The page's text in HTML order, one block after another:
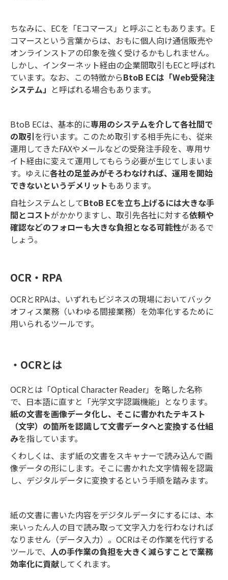
ちなみに、ECを「Eコマース」と呼ぶこともあります。E
コマースという言葉からは、おもに個人向け通信販売や
オンラインストアの印象を強く受けるかもしれません。
しかし、インターネット経由の企業間取引もECと呼ばれ
ています。なお、この特徴からBtoB ECは「Web受発注
システム」 と呼ばれる場合もあります。
BtoB ECは、基本的に専用のシステムを介して各社間で
の取引を行います。このため取引する相手先にも、従来
運用してきたFAXやメールなどの受発注手段を、専用サ
イト経由に変えて運用してもらう必要が生じてしまいま
す。ゆえに各社の足並みがそろわなければ、運用を開始
できないというデメリットもあります。
自社システムとしてBtoB ECを立ち上げるには大きな手
間とコストがかかりますし、取引先各社に対する依頼や
確認などのフォローも大きな負担となる可能性があるで
しょう。
OCR・RPA
OCRとRPAは、いずれもビジネスの現場においてバック
オフィス業務（いわゆる間接業務）を効率化するために
用いられるツールです。
・OCRとは
OCRとは「Optical Character Reader」を略した名称
で、日本語に直すと「光学文字認識機能」となります。
紙の文書を画像データ化し、そこに書かれたテキスト
（文字）の箇所を認識して文書データへと変換する仕組
みを指しています。
くわしくは、まず紙の文書をスキャナーで読み込んで画
像データの形にします。そこに書かれた文字情報を認識
し、デジタルデータに変換するという手順を踏みます。
紙の文書に書いた内容をデジタルデータにするには、本
来いったん人の目で読み取って文字入力を行わなければ
なりません（データ入力）。OCRはその作業を代行する
ツールで、 人の手作業の負担を大きく減らすことで業務
効率化に貢献してくれます。